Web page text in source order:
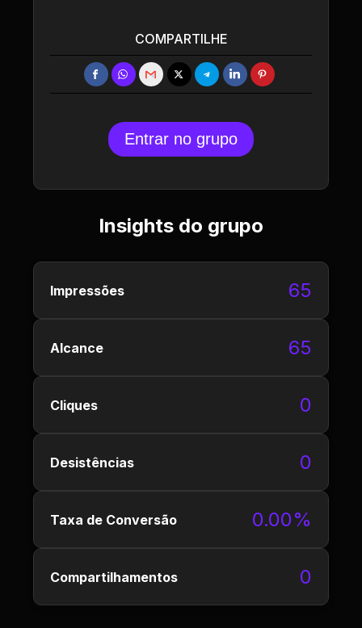
COMPARTILHE
Entrar no grupo
Insights do grupo
Impressões 65
Alcance 65
Cliques 0
Desistências 0
Taxa de Conversão 0.00%
Compartilhamentos 0